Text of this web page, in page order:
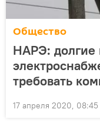
Общество
НАРЭ: долгие
требовать
17 апреля 2020, 08:45